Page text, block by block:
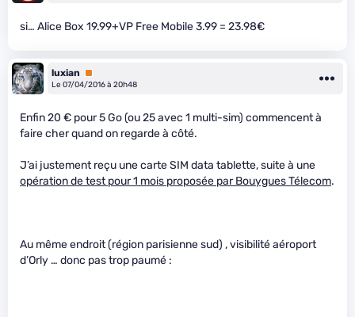
si… Alice Box 19.99+VP Free Mobile 3.99 = 23.98€
luxian
Premium
Le 07/04/2016 à 20h48
Enfin 20 € pour 5 Go (ou 25 avec 1 multi-sim) commencent à
faire cher quand on regarde à côté.
J’ai justement reçu une carte SIM data tablette, suite à une
opération de test pour 1 mois proposée par Bouygues Télecom.
Au même endroit (région parisienne sud) , visibilité aéroport
d’Orly … donc pas trop paumé :